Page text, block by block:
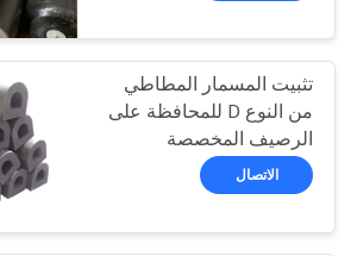
حالات
خريطة
وسائد هوائية من
المطاط البحري
51
تثبيت المسمار المطاطي
من النوع D للمحافظة على
الرصيف المخصصة
الاتصال